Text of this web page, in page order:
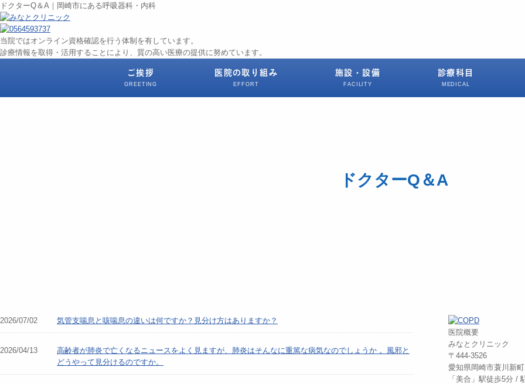
ドクターQ＆A｜岡崎市にある呼吸器科・内科
当院ではオンライン資格確認を行う体制を有しています。
診療情報を取得・活用することにより、質の高い医療の提供に努めています。
ご挨拶
GREETING
医院の取り組み
EFFORT
施設・設備
FACILITY
診療科目
MEDICAL
ドクターQ＆A
2026/07/02 気管支喘息と咳喘息の違いは何ですか？見分け方はありますか？
2026/04/13
高齢者が肺炎で亡くなるニュースをよく見ますが、肺炎はそんなに重篤な病気なのでしょうか 。風邪と
どうやって見分けるのですか。
医院概要
みなとクリニック
〒444-3526
愛知県岡崎市蓑川新
「美合」駅徒歩5分 /